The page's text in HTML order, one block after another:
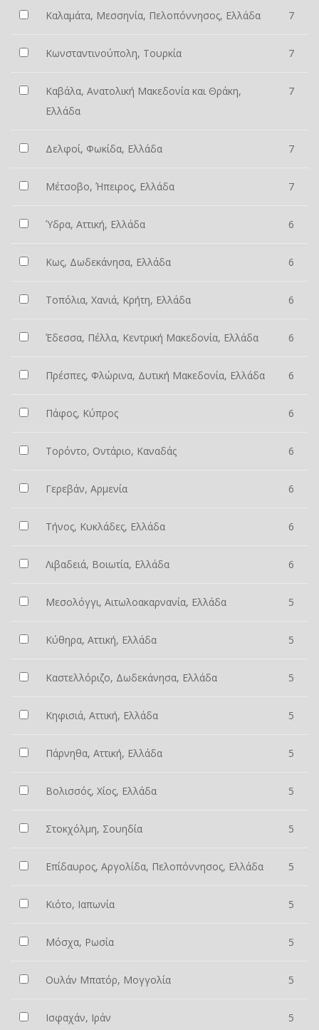
Καλαμάτα, Μεσσηνία, Πελοπόννησος, Ελλάδα 7
Κωνσταντινούπολη, Τουρκία 7
Καβάλα, Ανατολική Μακεδονία και Θράκη,
Ελλάδα
7
Δελφοί, Φωκίδα, Ελλάδα 7
Μέτσοβο, Ήπειρος, Ελλάδα 7
Ύδρα, Αττική, Ελλάδα 6
Κως, Δωδεκάνησα, Ελλάδα 6
Τοπόλια, Χανιά, Κρήτη, Ελλάδα 6
Έδεσσα, Πέλλα, Κεντρική Μακεδονία, Ελλάδα 6
Πρέσπες, Φλώρινα, Δυτική Μακεδονία, Ελλάδα 6
Πάφος, Κύπρος 6
Τορόντο, Οντάριο, Καναδάς 6
Γερεβάν, Αρμενία 6
Τήνος, Κυκλάδες, Ελλάδα 6
Λιβαδειά, Βοιωτία, Ελλάδα 6
Μεσολόγγι, Αιτωλοακαρνανία, Ελλάδα 5
Κύθηρα, Αττική, Ελλάδα 5
Καστελλόριζο, Δωδεκάνησα, Ελλάδα 5
Κηφισιά, Αττική, Ελλάδα 5
Πάρνηθα, Αττική, Ελλάδα 5
Βολισσός, Χίος, Ελλάδα 5
Στοκχόλμη, Σουηδία 5
Επίδαυρος, Αργολίδα, Πελοπόννησος, Ελλάδα 5
Κιότο, Ιαπωνία 5
Μόσχα, Ρωσία 5
Ουλάν Μπατόρ, Μογγολία 5
Ισφαχάν, Ιράν 5